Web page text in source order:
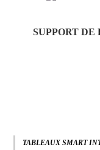
SUPPORT
TABLEAUX SMART